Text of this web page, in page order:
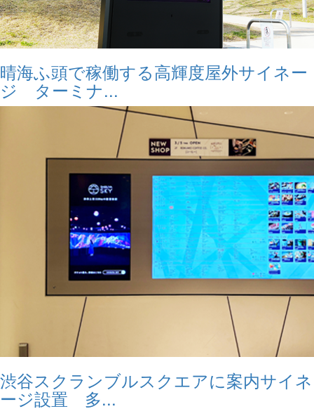
晴海ふ頭で稼働する高輝度屋外サイネー
ジ ターミナ...
渋谷スクランブルスクエアに案内サイネ
ージ設置 多...